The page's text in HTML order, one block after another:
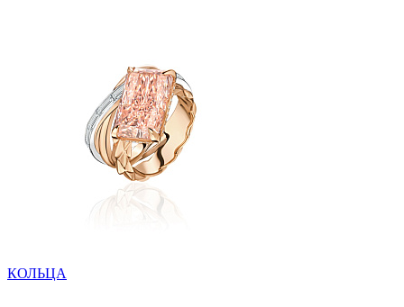
КОЛЬЦА